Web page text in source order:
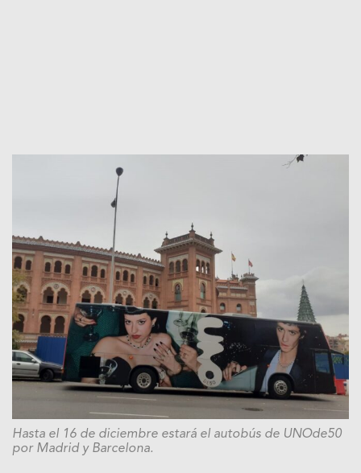
Hasta el 16 de diciembre estará el autobús de UNOde50
por Madrid y Barcelona.